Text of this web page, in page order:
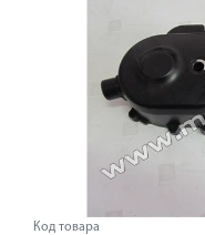
Код товара